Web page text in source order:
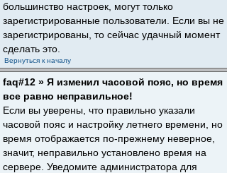
большинство настроек, могут только
зарегистрированные пользователи. Если вы не
зарегистрированы, то сейчас удачный момент
сделать это.
Вернуться к началу
faq#12 » Я изменил часовой пояс, но время
все равно неправильное!
Если вы уверены, что правильно указали
часовой пояс и настройку летнего времени, но
время отображается по-прежнему неверное,
значит, неправильно установлено время на
сервере. Уведомите администратора для